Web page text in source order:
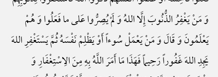
وَ مَنْ یَغْفِرُ الذُّنُوبَ إِلَّا اللهُ وَ لَمْ یُصِرُّوا عَلی ما فَعَلُوا وَ هُمْ
یَعْلَمُونَ وَ قَالَ وَ مَنْ یَعْمَلْ سُوءاً أَوْ یَظْلِمْ نَفْسَهُ ثُمَّ یَسْتَغْفِرِ اللهَ
یَجِدِ اللهَ غَفُوراً رَحِیماً فَهَذَا مَا أَمَرَ اللَّهُ بِهِ مِنَ الِاسْتِغْفَارِ وَ